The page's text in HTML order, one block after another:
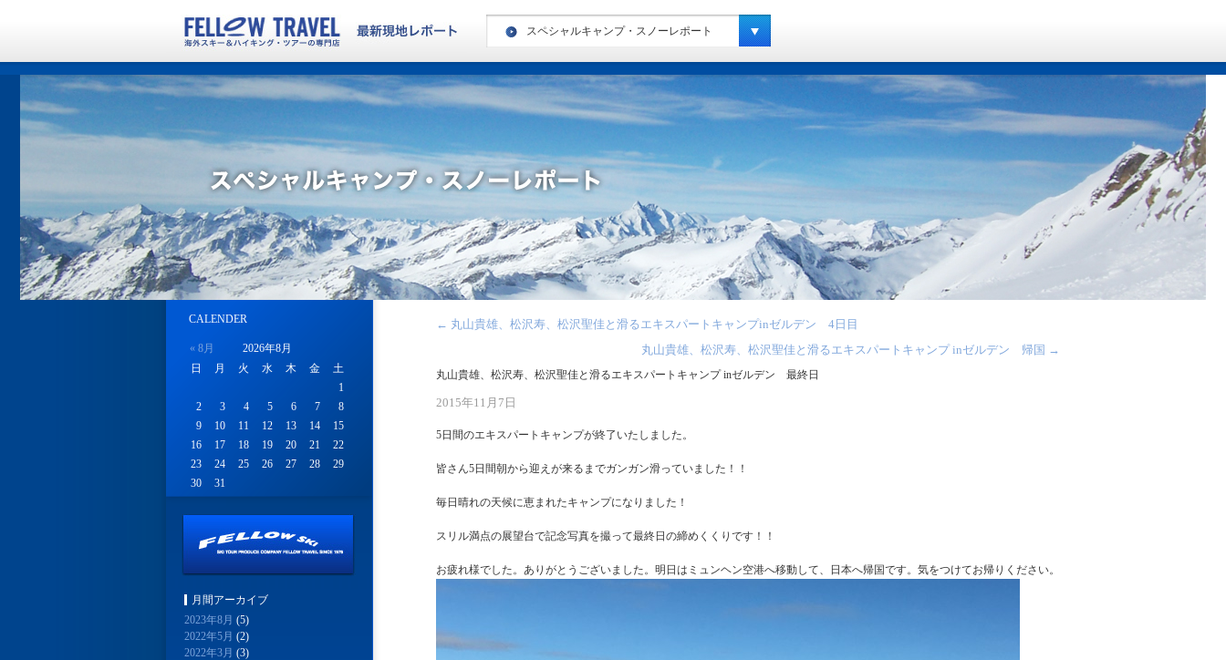
スペシャルキャンプ・スノーレポート
ヨーロッパ・ハイキングレポート
カナダ・ハイキングレポート
カナダ・スノーレポート
アメリカ・スノーレポート
スペシャルキャンプ・スノーレポート
ニュージーランド・スノーレポート
南米・スノーレポート
キッズキャンプ・レポート
← 丸山貴雄、松沢寿、松沢聖佳と滑るエキスパートキャンプinゼルデン 4日目
丸山貴雄、松沢寿、松沢聖佳と滑るエキスパートキャンプ inゼルデン 帰国 →
丸山貴雄、松沢寿、松沢聖佳と滑るエキスパートキャンプ inゼルデン 最終日
2015年11月7日
5日間のエキスパートキャンプが終了いたしました。
皆さん5日間朝から迎えが来るまでガンガン滑っていました！！
毎日晴れの天候に恵まれたキャンプになりました！
スリル満点の展望台で記念写真を撮って最終日の締めくくりです！！
お疲れ様でした。ありがとうございました。明日はミュンヘン空港へ移動して、日本へ帰国です。気をつけてお帰りください。
CALENDER
2026年8月
日
月 火 水 木 金 土
« 8月
1
2
3 4 5 6 7
8
9
10 11 12 13 14
15
16
17 18 19 20 21
22
23
24 25 26 27 28
29
30
31
月間アーカイブ
2023年8月 (5)
2022年5月 (2)
2022年3月 (3)